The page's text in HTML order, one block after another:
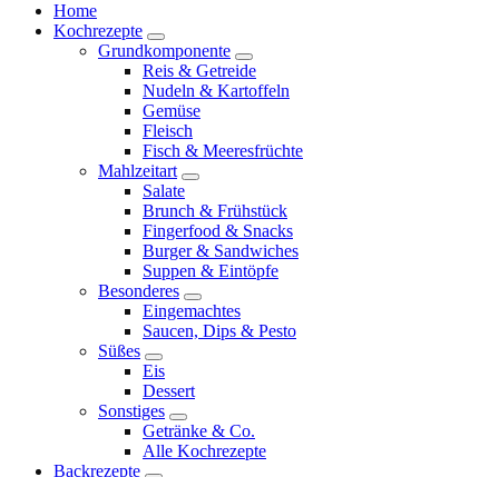
Home
Kochrezepte
expand
child
menu
Grundkomponente
expand
child
menu
Reis & Getreide
Nudeln & Kartoffeln
Gemüse
Fleisch
Fisch & Meeresfrüchte
Mahlzeitart
expand
child
menu
Salate
Brunch & Frühstück
Fingerfood & Snacks
Burger & Sandwiches
Suppen & Eintöpfe
Besonderes
expand
child
menu
Eingemachtes
Saucen, Dips & Pesto
Süßes
expand
child
menu
Eis
Dessert
Sonstiges
expand
child
menu
Getränke & Co.
Alle Kochrezepte
Backrezepte